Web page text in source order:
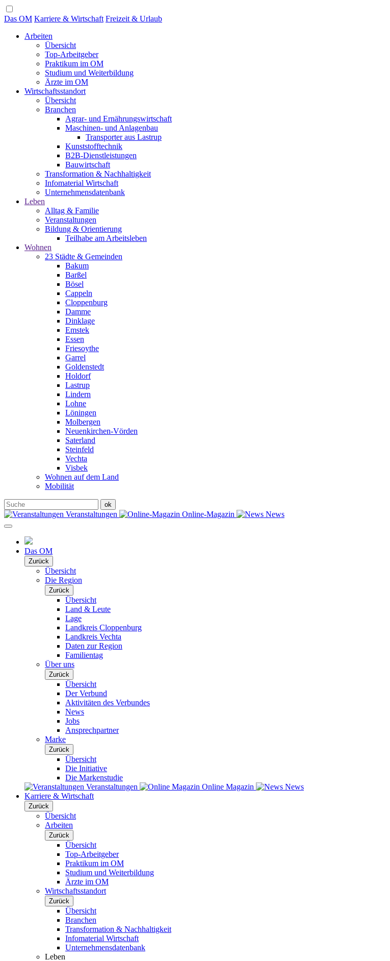
Das OM Karriere & Wirtschaft Freizeit & Urlaub
Arbeiten
Übersicht
Top-Arbeitgeber
Praktikum im OM
Studium und Weiterbildung
Ärzte im OM
Wirtschaftsstandort
Übersicht
Branchen
Agrar- und Ernährungswirtschaft
Maschinen- und Anlagenbau
Transporter aus Lastrup
Kunststofftechnik
B2B-Dienstleistungen
Bauwirtschaft
Transformation & Nachhaltigkeit
Infomaterial Wirtschaft
Unternehmensdatenbank
Leben
Alltag & Familie
Veranstaltungen
Bildung & Orientierung
Teilhabe am Arbeitsleben
Wohnen
23 Städte & Gemeinden
Bakum
Barßel
Bösel
Cappeln
Cloppenburg
Damme
Dinklage
Emstek
Essen
Friesoythe
Garrel
Goldenstedt
Holdorf
Lastrup
Lindern
Lohne
Löningen
Molbergen
Neuenkirchen-Vörden
Saterland
Steinfeld
Vechta
Visbek
Wohnen auf dem Land
Mobilität
Veranstaltungen Online-Magazin News
Das OM
Zurück
Übersicht
Die Region
Zurück
Übersicht
Land & Leute
Lage
Landkreis Cloppenburg
Landkreis Vechta
Daten zur Region
Familientag
Über uns
Zurück
Übersicht
Der Verbund
Aktivitäten des Verbundes
News
Jobs
Ansprechpartner
Marke
Zurück
Übersicht
Die Initiative
Die Markenstudie
Veranstaltungen
Online Magazin
News
Karriere & Wirtschaft
Zurück
Übersicht
Arbeiten
Zurück
Übersicht
Top-Arbeitgeber
Praktikum im OM
Studium und Weiterbildung
Ärzte im OM
Wirtschaftsstandort
Zurück
Übersicht
Branchen
Transformation & Nachhaltigkeit
Infomaterial Wirtschaft
Unternehmensdatenbank
Leben